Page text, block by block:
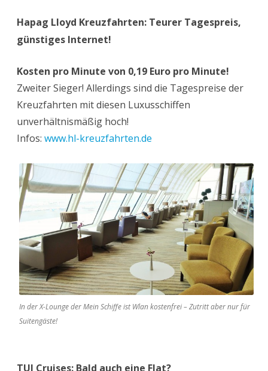
Hapag Lloyd Kreuzfahrten: Teurer Tagespreis,
günstiges Internet!
Kosten pro Minute von 0,19 Euro pro Minute!
Zweiter Sieger! Allerdings sind die Tagespreise der
Kreuzfahrten mit diesen Luxusschiffen
unverhältnismäßig hoch!
Infos: www.hl-kreuzfahrten.de
In der X-Lounge der Mein Schiffe ist Wlan kostenfrei – Zutritt aber nur für
Suitengäste!
TUI Cruises: Bald auch eine Flat?